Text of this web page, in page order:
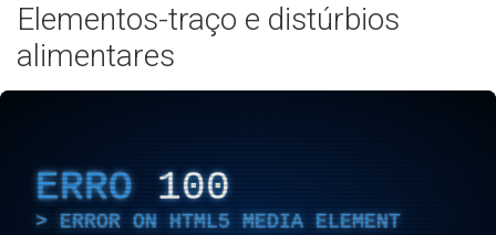
Elementos-traço e distúrbios
alimentares
ERRO 100
ERROR ON HTML5 MEDIA ELEMENT